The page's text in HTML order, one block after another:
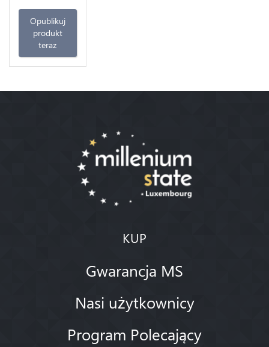
Opublikuj
produkt
teraz
KUP
Gwarancja MS
Nasi użytkownicy
Program Polecający